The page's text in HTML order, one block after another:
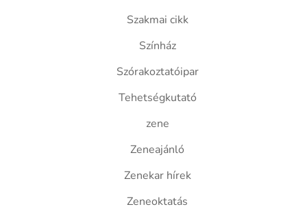
Szakmai cikk
Színház
Szórakoztatóipar
Tehetségkutató
zene
Zeneajánló
Zenekar hírek
Zeneoktatás